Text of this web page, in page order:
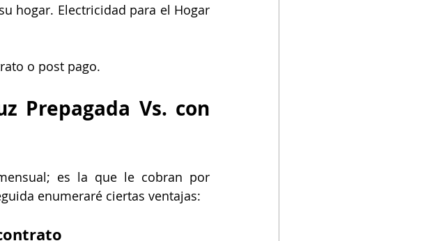
hogar. Electricidad para el Hogar
o post pago.
Prepagada Vs. con
es la que le cobran por
enumeraré ciertas ventajas: